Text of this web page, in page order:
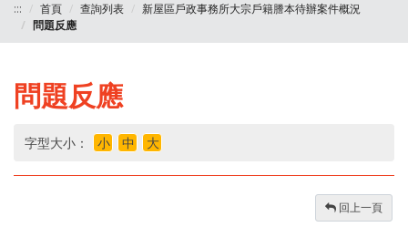
::: 首頁 查詢列表
新屋區戶政事務所大宗戶籍謄本待辦案件概況
問題反應
問題反應
字型大小： 小 中 大
回上一頁